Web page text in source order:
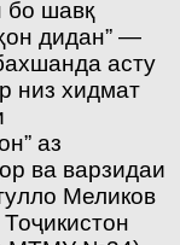
бо шавқ
дидан” —
асту
низ хидмат
аз
ва варзидаи
Меликов